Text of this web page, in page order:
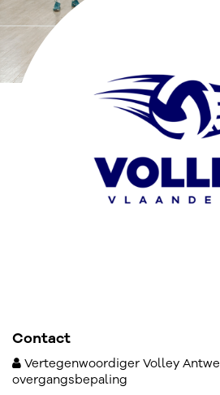
Contact
Vertegenwoordiger Volley
overgangsbepaling